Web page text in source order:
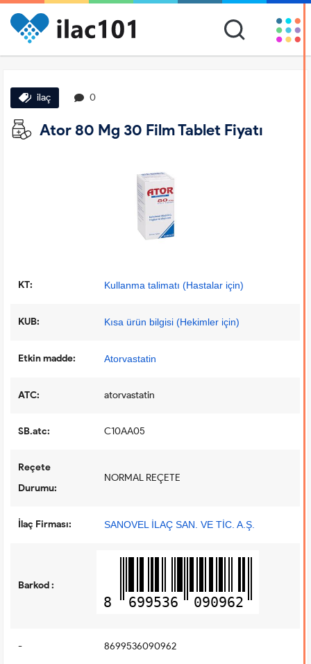
ilaç 0
Ator 80 Mg 30 Film Tablet Fiyatı
KT: Kullanma talimatı (Hastalar için)
KUB: Kısa ürün bilgisi (Hekimler için)
Etkin madde: Atorvastatin
ATC: atorvastatin
SB.atc: C10AA05
Reçete
Durumu:
NORMAL REÇETE
İlaç Firması: SANOVEL İLAÇ SAN. VE TİC. A.Ş.
Barkod :
8 699536 090962
- 8699536090962